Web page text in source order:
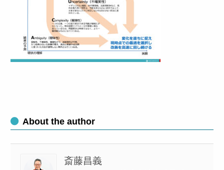
About the author
斎藤昌義